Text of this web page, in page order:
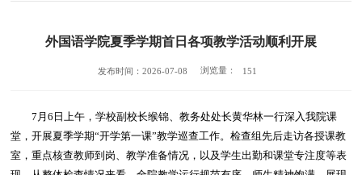
外国语学院夏季学期首日各项教学活动顺利开展
发布时间：2026-07-08 浏览量： 151
7月6日上午，学校副校长缑锦、教务处处长黄华林一行深入我院课
堂，开展夏季学期“开学第一课”教学巡查工作。检查组先后走访各授课教
室，重点核查教师到岗、教学准备情况，以及学生出勤和课堂专注度等表